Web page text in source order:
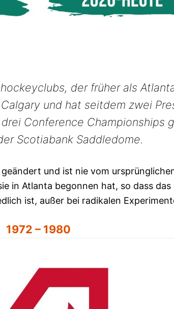
der früher als
und hat seitdem zwei
Conference Championships
Scotiabank Saddledome.
und ist nie vom
in Atlanta begonnen hat, so dass das
ist, außer bei radikalen
1972 – 1980